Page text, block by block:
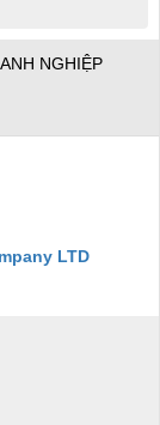
NGHIỆP
LTD